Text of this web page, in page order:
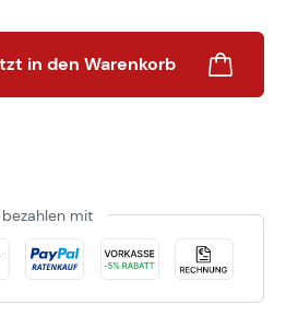
Gib den
in den Warenkorb
mit